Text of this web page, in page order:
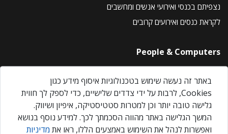
נצפיתם בכנסי ואירועי אנשים ומחשבים
לקראת כנסים ואירועים קרובים
People & Computers
About Us
Privacy Policy
Contact Us
Our Events
באתר זה נעשה שימוש בטכנולוגיות איסוף מידע כגון
Cookies, לרבות על ידי צדדים שלישיים, כדי לספק לך חווית
גלישה טובה יותר וכן למטרות סטטיסטיקה, איפיון ושיווק.
המשך הגלישה באתר מהווה הסכמתך לכך. למידע נוסף בנושא
ואפשרות לנהל את השימוש באמצעים הללו, ראו את מדיניות